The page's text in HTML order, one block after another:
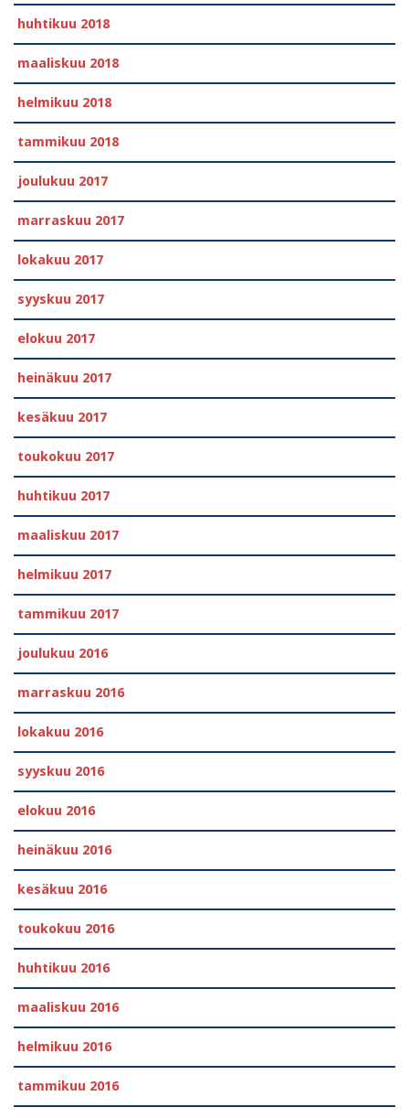
huhtikuu 2018
maaliskuu 2018
helmikuu 2018
tammikuu 2018
joulukuu 2017
marraskuu 2017
lokakuu 2017
syyskuu 2017
elokuu 2017
heinäkuu 2017
kesäkuu 2017
toukokuu 2017
huhtikuu 2017
maaliskuu 2017
helmikuu 2017
tammikuu 2017
joulukuu 2016
marraskuu 2016
lokakuu 2016
syyskuu 2016
elokuu 2016
heinäkuu 2016
kesäkuu 2016
toukokuu 2016
huhtikuu 2016
maaliskuu 2016
helmikuu 2016
tammikuu 2016